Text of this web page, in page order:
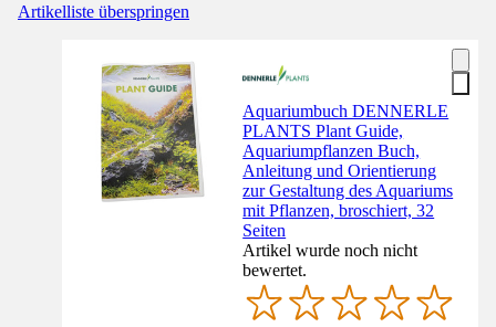
Artikelliste überspringen
Aquariumbuch DENNERLE
PLANTS Plant Guide,
Aquariumpflanzen Buch,
Anleitung und Orientierung
zur Gestaltung des Aquariums
mit Pflanzen, broschiert, 32
Seiten
Artikel wurde noch nicht
bewertet.